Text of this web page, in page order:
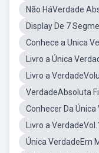
Não HáVerdade
Display De 7
Conhece a Unica
Livro a Única
Livro a
VerdadeAbsoluta
Conhecer Da
Livro a
Única VerdadeEm